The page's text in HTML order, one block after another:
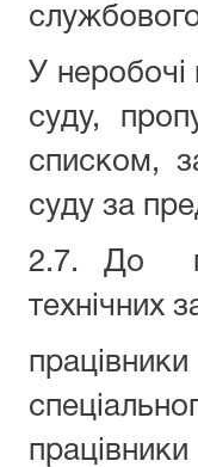
У неробочі
суду,
списком,
суду за
2.7. До
технічних